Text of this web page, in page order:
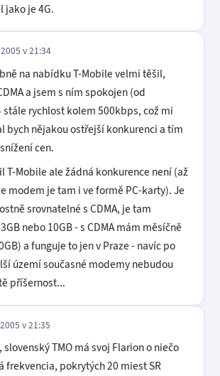
jako je 4G.
v 21:34
na nabídku T-Mobile velmi těšil,
a jsem s ním spokojen (od
rychlost kolem 500kbps, což mi
bych nějakou ostřejší konkurenci a tím
cen.
T-Mobile ale žádná konkurence není (až
modem je tam i ve formě PC-karty). Je
srovnatelné s CDMA, je tam
nebo 10GB - s CDMA mám měsíčně
a funguje to jen v Praze - navíc po
území současné modemy nebudou
příšernost...
v 21:35
TMO má svoj Flarion o niečo
frekvencia, pokrytých 20 miest SR